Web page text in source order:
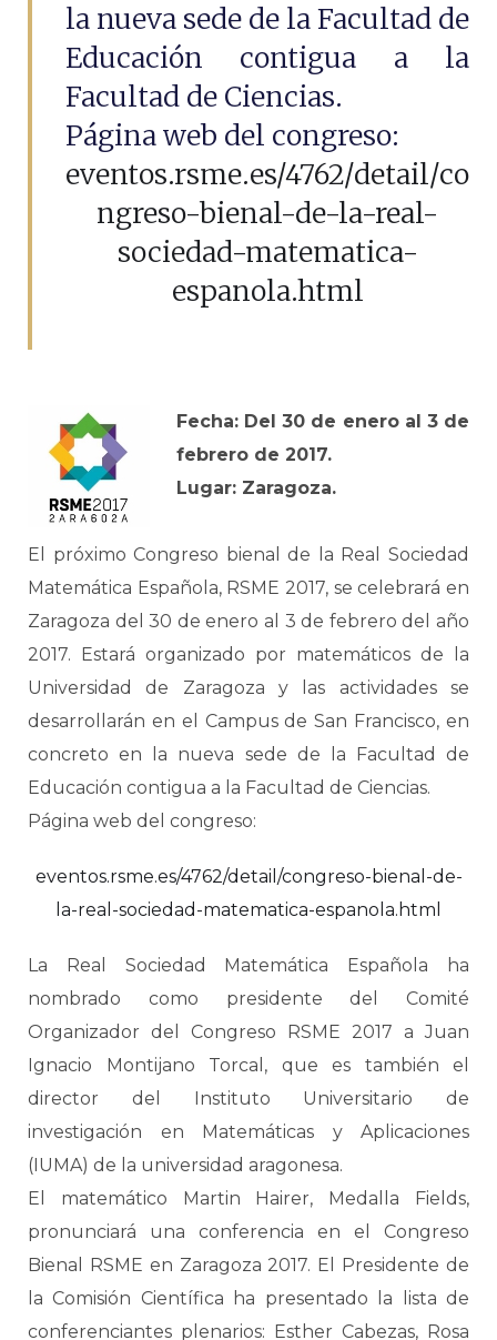
la nueva sede de la Facultad de
Educación contigua a la
Facultad de Ciencias.
Página web del congreso:
eventos.rsme.es/4762/detail/co
ngreso-bienal-de-la-real-
sociedad-matematica-
espanola.html
Fecha: Del 30 de enero al 3 de
febrero de 2017.
Lugar: Zaragoza.
El próximo Congreso bienal de la Real Sociedad
Matemática Española, RSME 2017, se celebrará en
Zaragoza del 30 de enero al 3 de febrero del año
2017. Estará organizado por matemáticos de la
Universidad de Zaragoza y las actividades se
desarrollarán en el Campus de San Francisco, en
concreto en la nueva sede de la Facultad de
Educación contigua a la Facultad de Ciencias.
Página web del congreso:
eventos.rsme.es/4762/detail/congreso-bienal-de-
la-real-sociedad-matematica-espanola.html
La Real Sociedad Matemática Española ha
nombrado como presidente del Comité
Organizador del Congreso RSME 2017 a Juan
Ignacio Montijano Torcal, que es también el
director del Instituto Universitario de
investigación en Matemáticas y Aplicaciones
(IUMA) de la universidad aragonesa.
El matemático Martin Hairer, Medalla Fields,
pronunciará una conferencia en el Congreso
Bienal RSME en Zaragoza 2017. El Presidente de
la Comisión Científica ha presentado la lista de
conferenciantes plenarios: Esther Cabezas, Rosa